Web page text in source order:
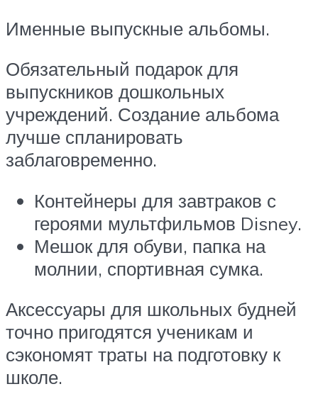
Именные выпускные альбомы.
Обязательный подарок для
выпускников дошкольных
учреждений. Создание альбома
лучше спланировать
заблаговременно.
Контейнеры для завтраков с
героями мультфильмов Disney.
Мешок для обуви, папка на
молнии, спортивная сумка.
Аксессуары для школьных будней
точно пригодятся ученикам и
сэкономят траты на подготовку к
школе.